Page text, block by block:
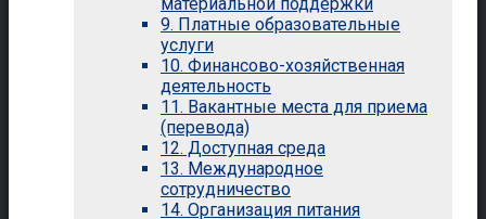
9. Платные образовательные
услуги
10. Финансово-хозяйственная
деятельность
11. Вакантные места для приема
(перевода)
12. Доступная среда
13. Международное
сотрудничество
14. Организация питания